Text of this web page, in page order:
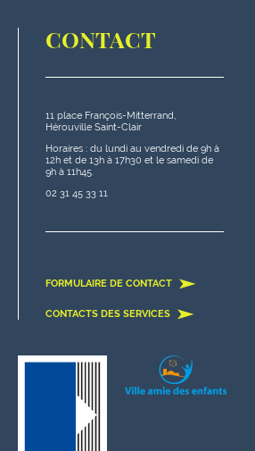
CONTACT
11 place François-Mitterrand,
Hérouville Saint-Clair
Horaires : du lundi au vendredi de 9h à
12h et de 13h à 17h30 et le samedi de
9h à 11h45.
02 31 45 33 11
FORMULAIRE DE CONTACT
CONTACTS DES SERVICES